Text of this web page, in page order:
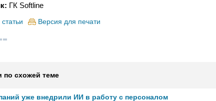
ГК Softline
Версия для печати
по схожей теме
уже внедрили ИИ в работу с персоналом